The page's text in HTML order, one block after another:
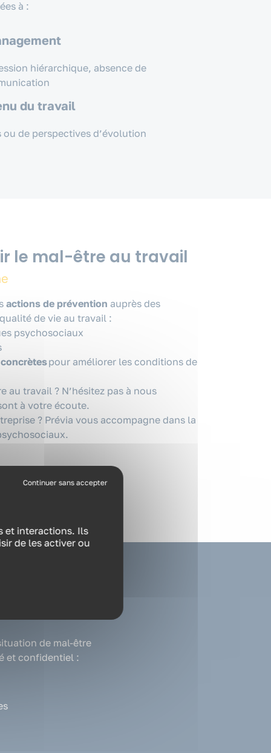
à :
hiérarchique, absence de
du travail
ou de perspectives d’évolution
le mal-être au travail
actions de prévention auprès des
de vie au travail :
psychosociaux
pour améliorer les conditions de
au travail ? N’hésitez pas à nous
à votre écoute.
? Prévia vous accompagne dans la
de mal-être
et confidentiel :
et interactions. Ils
de les activer ou